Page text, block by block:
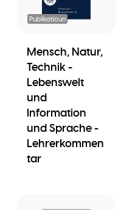
Publikatioun
Mensch, Natur,
Technik -
Lebenswelt
und
Information
und Sprache -
Lehrerkommen
tar